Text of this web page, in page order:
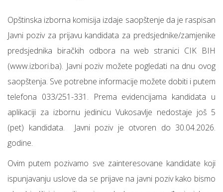
Opštinska izborna komisija izdaje saopštenje da je raspisan
Javni poziv za prijavu kandidata za predsjednike/zamjenike
predsjednika biračkih odbora na web stranici CIK BIH
(www.izbori.ba). Javni poziv možete pogledati na dnu ovog
saopštenja. Sve potrebne informacije možete dobiti i putem
telefona 033/251-331. Prema evidencijama kandidata u
aplikaciji za izbornu jedinicu Vukosavlje nedostaje još 5
(pet) kandidata. Javni poziv je otvoren do 30.04.2026.
godine.
Ovim putem pozivamo sve zainteresovane kandidate koji
ispunjavanju uslove da se prijave na javni poziv kako bismo